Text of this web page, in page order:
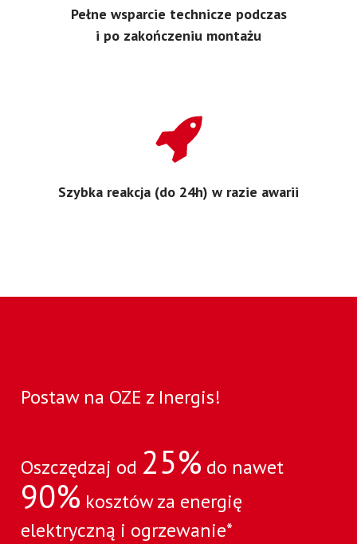
Pełne wsparcie technicze podczas
i po zakończeniu montażu
Szybka reakcja (do 24h) w razie awarii
Postaw na OZE z Inergis!
Oszczędzaj od 25% do nawet
90% kosztów za energię
elektryczną i ogrzewanie*